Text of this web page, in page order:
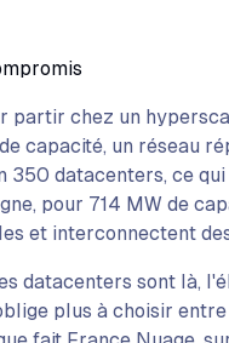
partir chez un
capacité, un réseau
datacenters, ce
pour 714 MW de
et interconnectent
datacenters sont là,
plus à choisir